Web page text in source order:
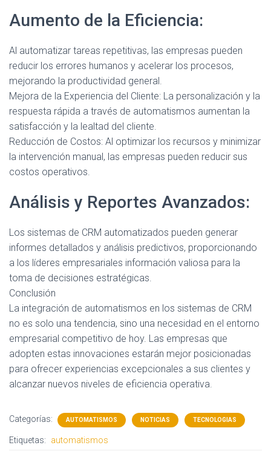
Aumento de la Eficiencia:
Al automatizar tareas repetitivas, las empresas pueden
reducir los errores humanos y acelerar los procesos,
mejorando la productividad general.
Mejora de la Experiencia del Cliente: La personalización y la
respuesta rápida a través de automatismos aumentan la
satisfacción y la lealtad del cliente.
Reducción de Costos: Al optimizar los recursos y minimizar
la intervención manual, las empresas pueden reducir sus
costos operativos.
Análisis y Reportes Avanzados:
Los sistemas de CRM automatizados pueden generar
informes detallados y análisis predictivos, proporcionando
a los líderes empresariales información valiosa para la
toma de decisiones estratégicas.
Conclusión
La integración de automatismos en los sistemas de CRM
no es solo una tendencia, sino una necesidad en el entorno
empresarial competitivo de hoy. Las empresas que
adopten estas innovaciones estarán mejor posicionadas
para ofrecer experiencias excepcionales a sus clientes y
alcanzar nuevos niveles de eficiencia operativa.
Categorías: AUTOMATISMOS NOTICIAS TECNOLOGIAS
Etiquetas: automatismos